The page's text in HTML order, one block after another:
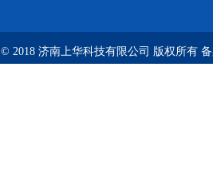
© 2018 济南上华科技有限公司 版权所有